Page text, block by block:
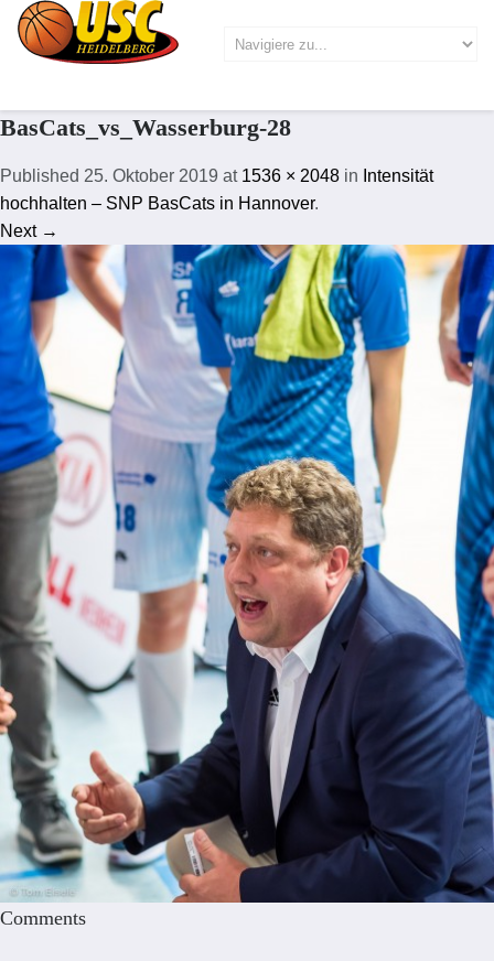
BasCats_vs_Wasserburg-28
Published 25. Oktober 2019 at 1536 × 2048 in Intensität
hochhalten – SNP BasCats in Hannover.
Next →
Comments